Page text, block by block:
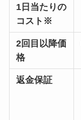
1日当たりの
コスト※
2回目以降価
格
返金保証